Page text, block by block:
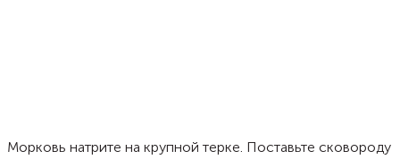
Морковь натрите на крупной терке. Поставьте сковороду